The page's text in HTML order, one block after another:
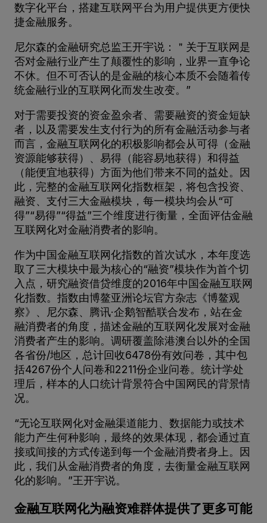
数字化平台，搭建互联网平台为用户提供更方便快
捷金融服务。
尼尔森的金融研究总监王开宇说：＂关于互联网是
否对金融行业产生了颠覆性的影响，业界一直争论
不休。但不可否认的是金融的核心本质不会随着传
统金融行业的互联网化而发生改变。”
对于需要投资的资金盈余者、需要融资的资金短缺
者，以及需要发生支付行为的所有金融活动参与者
而言，金融互联网化的积极影响都会从可得（金融
资源能够获得）、易得（能容易地获得）和得益
（能便宜地获得）方面为他们带来不同的益处。因
此，完整的金融互联网化指数框架，将包含投资、
融资、支付三大金融模块，每一模块均会从“可
得”“易得”“得益”三个维度进行衡量，全面评估金融
互联网化对金融消费者的影响。
作为中国金融互联网化指数的首次试水，本年度选
取了三大模块中最为核心的“融资”模块作为首个切
入点，研究融资借贷维度的2016年中国金融互联网
化指数。指数由博鳌亚洲论坛官方杂志《博鳌观
察》、尼尔森、腾讯·企鹅智酷联合发布，站在金
融消费者的角度，描述金融的互联网化发展对金融
消费者产生的影响。调研覆盖除港澳台以外的全国
各省份/地区，总计回收6478份有效问卷，其中包
括4267份个人问卷和2211份企业问卷。统计学处
理后，样本的人口统计背景符合中国网民的背景情
况。
“无论互联网化对金融渠道能力、数据能力或技术
能力产生何种影响，最终的效果体现，都会通过直
接或间接的方式传递到每一个金融消费者身上。因
此，我们从金融消费者的角度，去衡量金融互联网
化的影响。”王开宇说。
金融互联网化为融资难群体提供了更多可能